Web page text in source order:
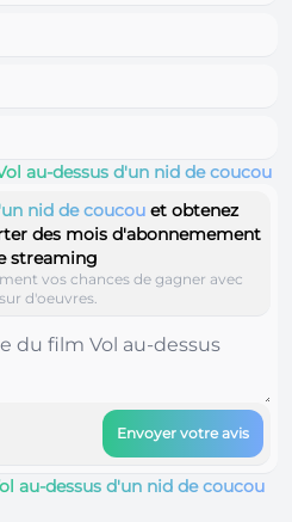
au-dessus d'un nid de coucou
nid de coucou et obtenez
des mois d'abonnemement
streaming
vos chances de gagner avec
d'oeuvres.
Envoyer votre avis
au-dessus d'un nid de coucou